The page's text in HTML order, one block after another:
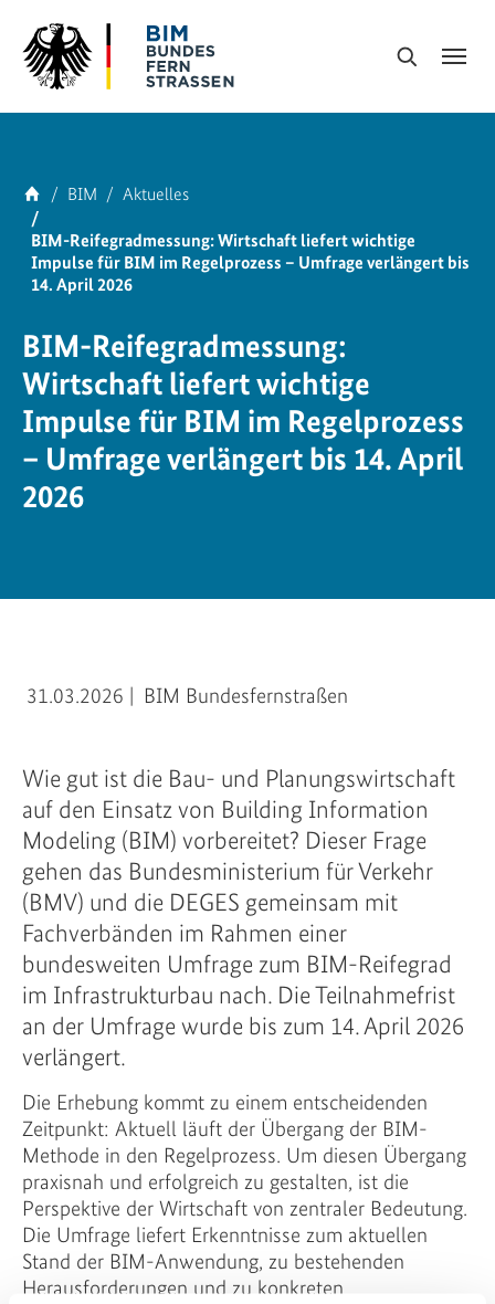
Suche
You are here:
Home
BIM Aktuelles
BIM-Reifegradmessung: Wirtschaft liefert wichtige
Impulse für BIM im Regelprozess – Umfrage verlängert bis
14. April 2026
BIM-Reifegradmessung:
Wirtschaft liefert wichtige
Impulse für BIM im Regelprozess
– Umfrage verlängert bis 14. April
2026
31.03.2026 | BIM Bundesfernstraßen
Wie gut ist die Bau- und Planungswirtschaft
auf den Einsatz von Building Information
Modeling (BIM) vorbereitet? Dieser Frage
gehen das Bundesministerium für Verkehr
(BMV) und die DEGES gemeinsam mit
Fachverbänden im Rahmen einer
bundesweiten Umfrage zum BIM-Reifegrad
im Infrastrukturbau nach. Die Teilnahmefrist
an der Umfrage wurde bis zum 14. April 2026
verlängert.
Die Erhebung kommt zu einem entscheidenden
Zeitpunkt: Aktuell läuft der Übergang der BIM-
Methode in den Regelprozess. Um diesen Übergang
praxisnah und erfolgreich zu gestalten, ist die
Perspektive der Wirtschaft von zentraler Bedeutung.
Die Umfrage liefert Erkenntnisse zum aktuellen
Stand der BIM-Anwendung, zu bestehenden
Herausforderungen und zu konkreten